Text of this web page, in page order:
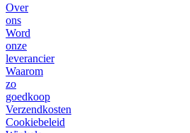
Over
ons
Word
onze
leverancier
Waarom
zo
goedkoop
Verzendkosten
Cookiebeleid